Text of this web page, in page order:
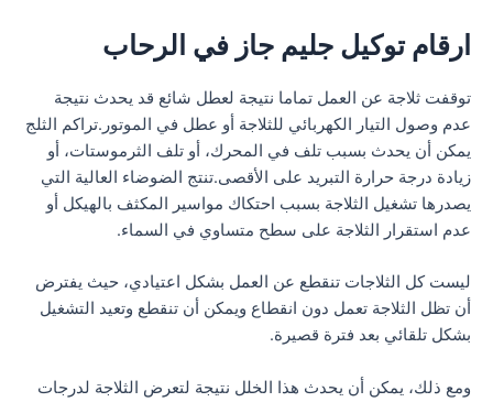
ارقام توكيل جليم جاز في الرحاب
توقفت ثلاجة عن العمل تماما نتيجة لعطل شائع قد يحدث نتيجة
عدم وصول التيار الكهربائي للثلاجة أو عطل في الموتور.تراكم الثلج
يمكن أن يحدث بسبب تلف في المحرك، أو تلف الثرموستات، أو
زيادة درجة حرارة التبريد على الأقصى.تنتج الضوضاء العالية التي
يصدرها تشغيل الثلاجة بسبب احتكاك مواسير المكثف بالهيكل أو
عدم استقرار الثلاجة على سطح متساوي في السماء.
ليست كل الثلاجات تنقطع عن العمل بشكل اعتيادي، حيث يفترض
أن تظل الثلاجة تعمل دون انقطاع ويمكن أن تنقطع وتعيد التشغيل
بشكل تلقائي بعد فترة قصيرة.
ومع ذلك، يمكن أن يحدث هذا الخلل نتيجة لتعرض الثلاجة لدرجات